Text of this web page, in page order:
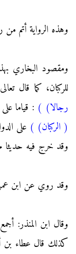
وهذه الرواية أتم من
ومقصود البخاري
للركبان، كما قال
رجالا) ) : قياما
( الركبان) ) على
وقد خرج فيه حديثا
وقد روي عن ابن
وقال ابن المنذر:
كذلك قال عطاء بن